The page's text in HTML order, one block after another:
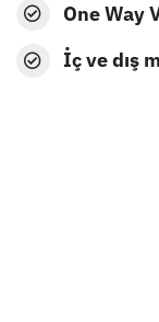
One Way
İç ve dış